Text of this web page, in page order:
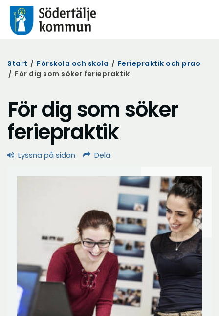
Start / Förskola och skola / Feriepraktik och prao
/ För dig som söker feriepraktik
För dig som söker
feriepraktik
Lyssna på sidan Dela